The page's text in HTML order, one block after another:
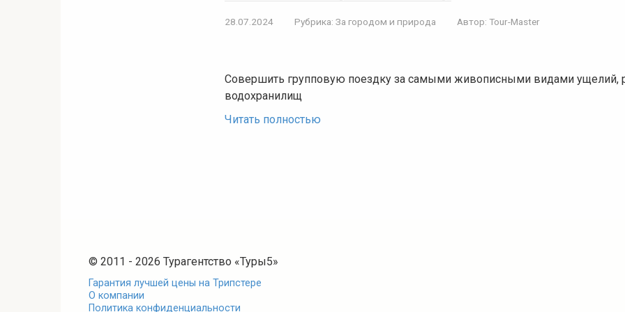
28.07.2024 Рубрика: За городом и природа Автор: Tour-Master
Совершить групповую поездку за самыми живописными видами ущелий,
водохранилищ
Читать полностью
© 2011 - 2026 Турагентство «Туры5»
Гарантия лучшей цены на Трипстере
О компании
Политика конфиденциальности